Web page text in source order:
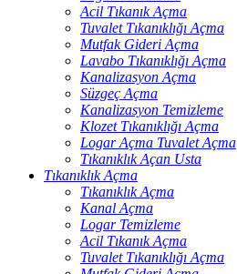
Acil Tıkanık Açma
Tuvalet Tıkanıklığı Açma
Mutfak Gideri Açma
Lavabo Tıkanıklığı Açma
Kanalizasyon Açma
Süzgeç Açma
Kanalizasyon Temizleme
Klozet Tıkanıklığı Açma
Logar Açma Tuvalet Açma
Tıkanıklık Açan Usta
Tıkanıklık Açma
Tıkanıklık Açma
Kanal Açma
Logar Temizleme
Acil Tıkanık Açma
Tuvalet Tıkanıklığı Açma